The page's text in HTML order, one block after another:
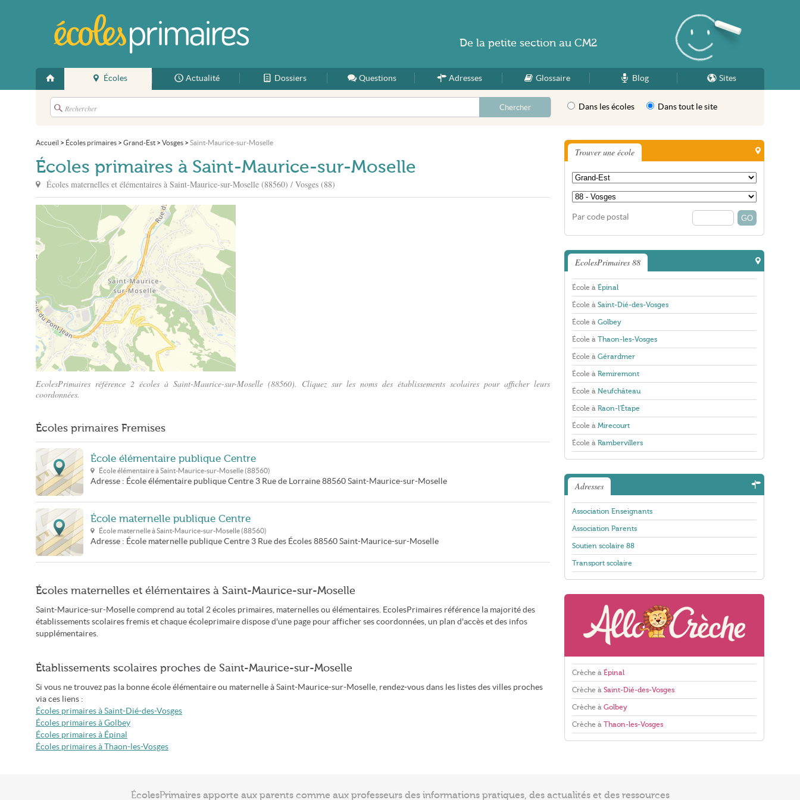
Accueil
Écoles Actualité Dossiers Questions Adresses Glossaire Blog Sites
Dans les écoles Dans tout le site
Accueil > Écoles primaires > Grand-Est > Vosges > Saint-Maurice-sur-Moselle
Écoles primaires à Saint-Maurice-sur-Moselle
Écoles maternelles et élémentaires à Saint-Maurice-sur-Moselle (88560) / Vosges (88)
EcolesPrimaires référence 2 écoles à Saint-Maurice-sur-Moselle (88560). Cliquez sur les noms des établissements scolaires pour afficher leurs
coordonnées.
Écoles primaires Fremises
École élémentaire publique Centre
École élémentaire àSaint-Maurice-sur-Moselle (88560)
Adresse : École élémentaire publique Centre 3 Rue de Lorraine 88560 Saint-Maurice-sur-Moselle
École maternelle publique Centre
École maternelle àSaint-Maurice-sur-Moselle (88560)
Adresse : École maternelle publique Centre 3 Rue des Écoles 88560 Saint-Maurice-sur-Moselle
Écoles maternelles et élémentaires à Saint-Maurice-sur-Moselle
Saint-Maurice-sur-Moselle comprend au total 2 écoles primaires, maternelles ou élémentaires. EcolesPrimaires référence la majorité des
établissements scolaires fremis et chaque écoleprimaire dispose d'une page pour afficher ses coordonnées, un plan d'accès et des infos
supplémentaires.
Établissements scolaires proches de Saint-Maurice-sur-Moselle
Si vous ne trouvez pas la bonne école élémentaire ou maternelle à Saint-Maurice-sur-Moselle, rendez-vous dans les listes des villes proches
via ces liens :
Écoles primaires à Saint-Dié-des-Vosges
Écoles primaires à Golbey
Écoles primaires à Épinal
Écoles primaires à Thaon-les-Vosges
Trouver une école
Par code postal
EcolesPrimaires 88
École à Épinal
École à Saint-Dié-des-Vosges
École à Golbey
École à Thaon-les-Vosges
École à Gérardmer
École à Remiremont
École à Neufchâteau
École à Raon-l'Étape
École à Mirecourt
École à Rambervillers
Adresses
Association Enseignants
Association Parents
Soutien scolaire 88
Transport scolaire
Crèche à Épinal
Crèche à Saint-Dié-des-Vosges
Crèche à Golbey
Crèche à Thaon-les-Vosges
De la petite section au CM2
ÉcolesPrimaires apporte aux parents comme aux professeurs des informations pratiques, des actualités et des ressources